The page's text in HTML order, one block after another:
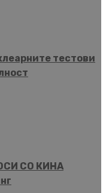
тестови
СО КИНА